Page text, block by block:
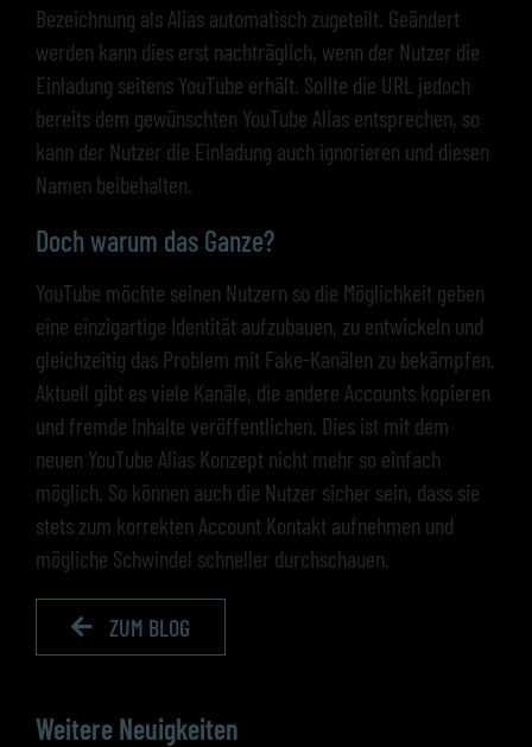
Bezeichnung als Alias automatisch zugeteilt. Geändert
werden kann dies erst nachträglich, wenn der Nutzer die
Einladung seitens YouTube erhält. Sollte die URL jedoch
bereits dem gewünschten YouTube Alias entsprechen, so
kann der Nutzer die Einladung auch ignorieren und diesen
Namen beibehalten.
Doch warum das Ganze?
YouTube möchte seinen Nutzern so die Möglichkeit geben
eine einzigartige Identität aufzubauen, zu entwickeln und
gleichzeitig das Problem mit Fake-Kanälen zu bekämpfen.
Aktuell gibt es viele Kanäle, die andere Accounts kopieren
und fremde Inhalte veröffentlichen. Dies ist mit dem
neuen YouTube Alias Konzept nicht mehr so einfach
möglich. So können auch die Nutzer sicher sein, dass sie
stets zum korrekten Account Kontakt aufnehmen und
mögliche Schwindel schneller durchschauen.
ZUM BLOG
Weitere Neuigkeiten